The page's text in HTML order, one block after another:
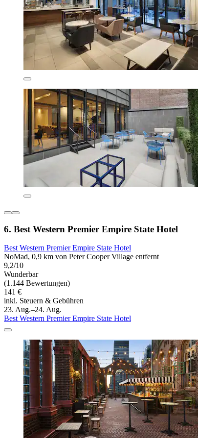
6. Best Western Premier Empire State Hotel
Best Western Premier Empire State Hotel
NoMad, 0,9 km von Peter Cooper Village entfernt
9,2/10
Wunderbar
(1.144 Bewertungen)
141 €
inkl. Steuern & Gebühren
23. Aug.–24. Aug.
Best Western Premier Empire State Hotel